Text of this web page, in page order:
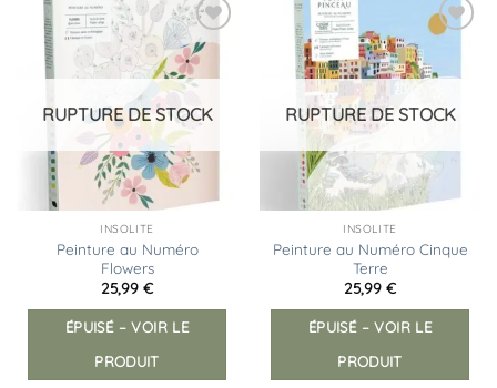
Ajouter
à la
liste
d’envies
RUPTURE DE STOCK
INSOLITE
Peinture au Numéro
Flowers
25,99 €
ÉPUISÉ – VOIR LE
PRODUIT
liste
RUPTURE DE STOCK
INSOLITE
Peinture au Numéro Cinque
Terre
25,99 €
ÉPUISÉ – VOIR LE
PRODUIT